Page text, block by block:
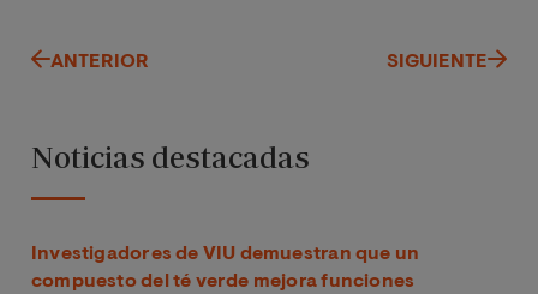
ANTERIOR SIGUIENTE
Noticias destacadas
Investigadores de VIU demuestran que un
compuesto del té verde mejora funciones